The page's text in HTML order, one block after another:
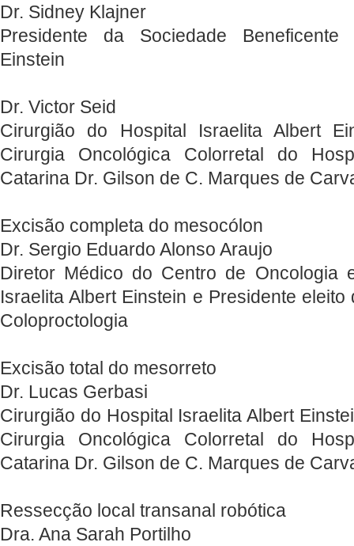
Dr. Sidney Klajner
Presidente da Sociedade Beneficente
Einstein
Dr. Victor Seid
Cirurgião do Hospital Israelita Albert
Cirurgia Oncológica Colorretal do
Catarina Dr. Gilson de C. Marques de
Excisão completa do mesocólon
Dr. Sergio Eduardo Alonso Araujo
Diretor Médico do Centro de Oncologia
Israelita Albert Einstein e Presidente
Coloproctologia
Excisão total do mesorreto
Dr. Lucas Gerbasi
Cirurgião do Hospital Israelita Albert
Cirurgia Oncológica Colorretal do
Catarina Dr. Gilson de C. Marques de
Ressecção local transanal robótica
Dra. Ana Sarah Portilho